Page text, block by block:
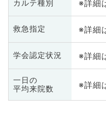
カルテ種別 ※詳細
救急指定 ※詳細
学会認定状況 ※詳細
一日の
平均来院数
※詳細